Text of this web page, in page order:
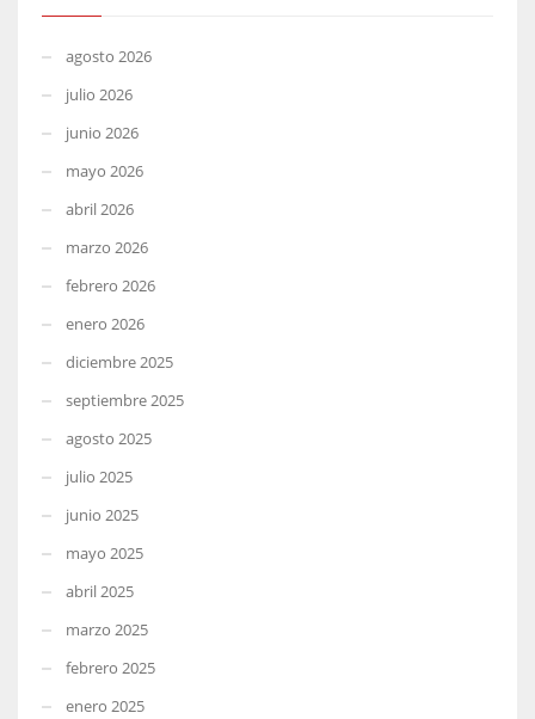
agosto 2026
julio 2026
junio 2026
mayo 2026
abril 2026
marzo 2026
febrero 2026
enero 2026
diciembre 2025
septiembre 2025
agosto 2025
julio 2025
junio 2025
mayo 2025
abril 2025
marzo 2025
febrero 2025
enero 2025